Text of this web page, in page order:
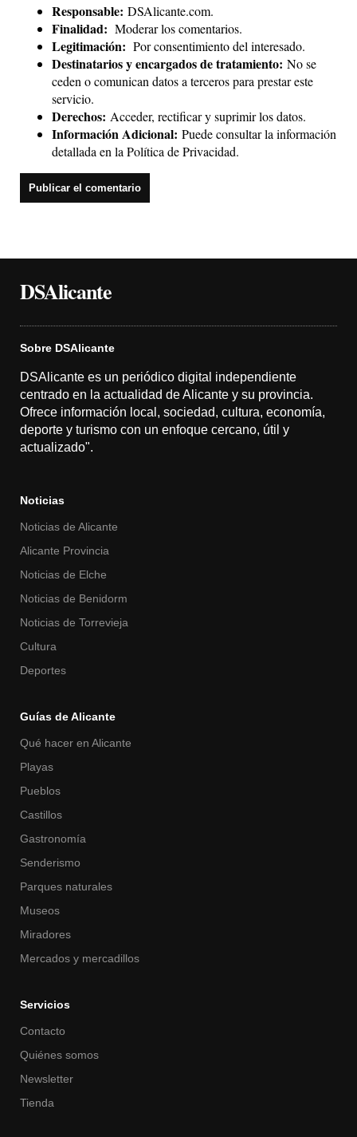
Responsable: DSAlicante.com.
Finalidad: Moderar los comentarios.
Legitimación: Por consentimiento del interesado.
Destinatarios y encargados de tratamiento: No se
ceden o comunican datos a terceros para prestar este
servicio.
Derechos: Acceder, rectificar y suprimir los datos.
Información Adicional: Puede consultar la información
detallada en la Política de Privacidad.
DSAlicante
Sobre DSAlicante
DSAlicante es un periódico digital independiente
centrado en la actualidad de Alicante y su provincia.
Ofrece información local, sociedad, cultura, economía,
deporte y turismo con un enfoque cercano, útil y
actualizado".
Noticias
Noticias de Alicante
Alicante Provincia
Noticias de Elche
Noticias de Benidorm
Noticias de Torrevieja
Cultura
Deportes
Guías de Alicante
Qué hacer en Alicante
Playas
Pueblos
Castillos
Gastronomía
Senderismo
Parques naturales
Museos
Miradores
Mercados y mercadillos
Servicios
Contacto
Quiénes somos
Newsletter
Tienda